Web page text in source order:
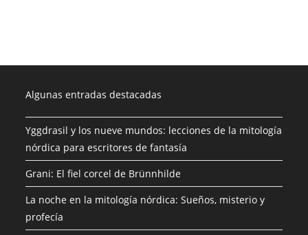
Algunas entradas destacadas
Yggdrasil y los nueve mundos: lecciones de la mitología
nórdica para escritores de fantasía
Grani: El fiel corcel de Brünnhilde
La noche en la mitología nórdica: Sueños, misterio y
profecía